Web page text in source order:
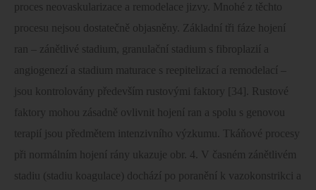
proces neovaskularizace a remodelace jizvy. Mnohé z těchto
procesu nejsou dostatečně objasněny. Základní tři fáze hojení
ran – zánětlivé stadium, granulační stadium s fibroplazií a
angiogenezí a stadium maturace s reepitelizací a remodelací –
jsou kontrolovány především rustovými faktory [34]. Rustové
faktory mohou zásadně ovlivnit hojení ran a spolu s genovou
terapií jsou předmětem intenzivního výzkumu. Tkáňové procesy
při normálním hojení rány ukazuje obr. 4. V časném zánětlivém
stadiu (stadiu koagulace) dochází po poranění k vazokonstrikci a